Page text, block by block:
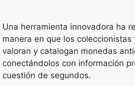
Una herramienta innovadora ha
manera en que los coleccionistas
valoran y catalogan monedas
conectándolos con información
cuestión de segundos.